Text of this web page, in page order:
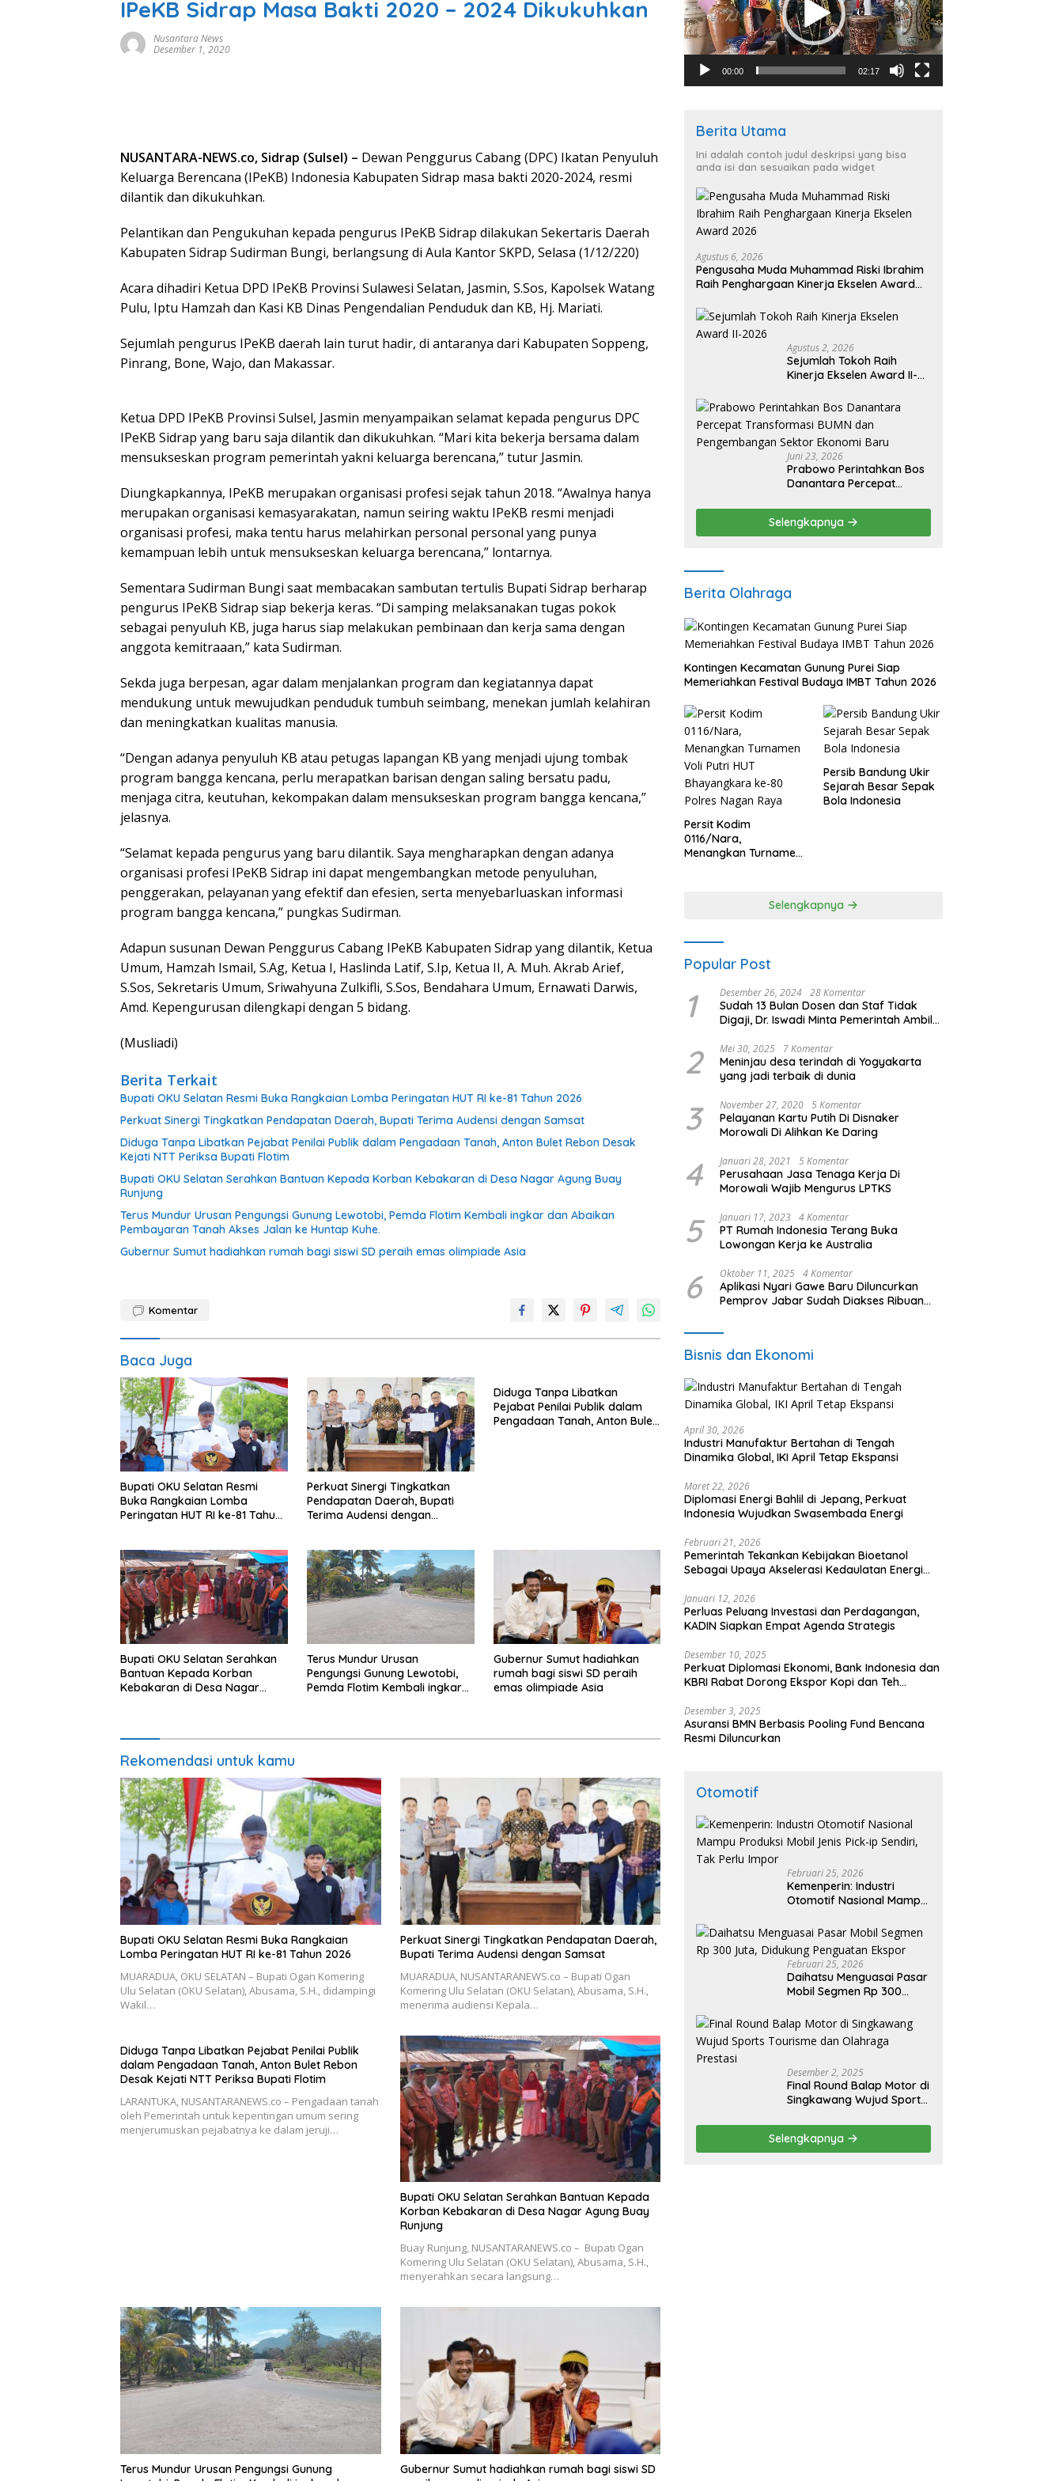
IPeKB Sidrap Masa Bakti 2020 – 2024 Dikukuhkan
Nusantara News
Desember 1, 2020
NUSANTARA-NEWS.co, Sidrap (Sulsel) – Dewan Penggurus Cabang (DPC) Ikatan Penyuluh
Keluarga Berencana (IPeKB) Indonesia Kabupaten Sidrap masa bakti 2020-2024, resmi
dilantik dan dikukuhkan.
Pelantikan dan Pengukuhan kepada pengurus IPeKB Sidrap dilakukan Sekertaris Daerah
Kabupaten Sidrap Sudirman Bungi, berlangsung di Aula Kantor SKPD, Selasa (1/12/220)
Acara dihadiri Ketua DPD IPeKB Provinsi Sulawesi Selatan, Jasmin, S.Sos, Kapolsek Watang
Pulu, Iptu Hamzah dan Kasi KB Dinas Pengendalian Penduduk dan KB, Hj. Mariati.
Sejumlah pengurus IPeKB daerah lain turut hadir, di antaranya dari Kabupaten Soppeng,
Pinrang, Bone, Wajo, dan Makassar.
Ketua DPD IPeKB Provinsi Sulsel, Jasmin menyampaikan selamat kepada pengurus DPC
IPeKB Sidrap yang baru saja dilantik dan dikukuhkan. “Mari kita bekerja bersama dalam
mensukseskan program pemerintah yakni keluarga berencana,” tutur Jasmin.
Diungkapkannya, IPeKB merupakan organisasi profesi sejak tahun 2018. “Awalnya hanya
merupakan organisasi kemasyarakatan, namun seiring waktu IPeKB resmi menjadi
organisasi profesi, maka tentu harus melahirkan personal personal yang punya
kemampuan lebih untuk mensukseskan keluarga berencana,” lontarnya.
Sementara Sudirman Bungi saat membacakan sambutan tertulis Bupati Sidrap berharap
pengurus IPeKB Sidrap siap bekerja keras. “Di samping melaksanakan tugas pokok
sebagai penyuluh KB, juga harus siap melakukan pembinaan dan kerja sama dengan
anggota kemitraaan,” kata Sudirman.
Sekda juga berpesan, agar dalam menjalankan program dan kegiatannya dapat
mendukung untuk mewujudkan penduduk tumbuh seimbang, menekan jumlah kelahiran
dan meningkatkan kualitas manusia.
“Dengan adanya penyuluh KB atau petugas lapangan KB yang menjadi ujung tombak
program bangga kencana, perlu merapatkan barisan dengan saling bersatu padu,
menjaga citra, keutuhan, kekompakan dalam mensukseskan program bangga kencana,”
jelasnya.
“Selamat kepada pengurus yang baru dilantik. Saya mengharapkan dengan adanya
organisasi profesi IPeKB Sidrap ini dapat mengembangkan metode penyuluhan,
penggerakan, pelayanan yang efektif dan efesien, serta menyebarluaskan informasi
program bangga kencana,” pungkas Sudirman.
Adapun susunan Dewan Penggurus Cabang IPeKB Kabupaten Sidrap yang dilantik, Ketua
Umum, Hamzah Ismail, S.Ag, Ketua I, Haslinda Latif, S.Ip, Ketua II, A. Muh. Akrab Arief,
S.Sos, Sekretaris Umum, Sriwahyuna Zulkifli, S.Sos, Bendahara Umum, Ernawati Darwis,
Amd. Kepengurusan dilengkapi dengan 5 bidang.
(Musliadi)
Berita Terkait
Bupati OKU Selatan Resmi Buka Rangkaian Lomba Peringatan HUT RI ke-81 Tahun 2026
Perkuat Sinergi Tingkatkan Pendapatan Daerah, Bupati Terima Audensi dengan Samsat
Diduga Tanpa Libatkan Pejabat Penilai Publik dalam Pengadaan Tanah, Anton Bulet Rebon Desak
Kejati NTT Periksa Bupati Flotim
Bupati OKU Selatan Serahkan Bantuan Kepada Korban Kebakaran di Desa Nagar Agung Buay
Runjung
Terus Mundur Urusan Pengungsi Gunung Lewotobi, Pemda Flotim Kembali ingkar dan Abaikan
Pembayaran Tanah Akses Jalan ke Huntap Kuhe.
Gubernur Sumut hadiahkan rumah bagi siswi SD peraih emas olimpiade Asia
Komentar
Baca Juga
Bupati OKU Selatan Resmi
Buka Rangkaian Lomba
Peringatan HUT RI ke-81 Tahun
Perkuat Sinergi Tingkatkan
Pendapatan Daerah, Bupati
Terima Audensi dengan
Diduga Tanpa Libatkan
Pejabat Penilai Publik dalam
Pengadaan Tanah, Anton Bulet
Bupati OKU Selatan Serahkan
Bantuan Kepada Korban
Kebakaran di Desa Nagar
Terus Mundur Urusan
Pengungsi Gunung Lewotobi,
Pemda Flotim Kembali ingkar
Gubernur Sumut hadiahkan
rumah bagi siswi SD peraih
emas olimpiade Asia
Rekomendasi untuk kamu
Bupati OKU Selatan Resmi Buka Rangkaian
Lomba Peringatan HUT RI ke-81 Tahun 2026
MUARADUA, OKU SELATAN – Bupati Ogan Komering
Ulu Selatan (OKU Selatan), Abusama, S.H., didampingi
Wakil…
Perkuat Sinergi Tingkatkan Pendapatan Daerah,
Bupati Terima Audensi dengan Samsat
MUARADUA, NUSANTARANEWS.co – Bupati Ogan
Komering Ulu Selatan (OKU Selatan), Abusama, S.H.,
menerima audiensi Kepala…
Diduga Tanpa Libatkan Pejabat Penilai Publik
dalam Pengadaan Tanah, Anton Bulet Rebon
Desak Kejati NTT Periksa Bupati Flotim
LARANTUKA, NUSANTARANEWS.co – Pengadaan tanah
oleh Pemerintah untuk kepentingan umum sering
menjerumuskan pejabatnya ke dalam jeruji…
Bupati OKU Selatan Serahkan Bantuan Kepada
Korban Kebakaran di Desa Nagar Agung Buay
Runjung
Buay Runjung, NUSANTARANEWS.co – Bupati Ogan
Komering Ulu Selatan (OKU Selatan), Abusama, S.H.,
menyerahkan secara langsung…
Terus Mundur Urusan Pengungsi Gunung
Gubernur Sumut hadiahkan rumah bagi siswi SD
00:00 02:17
Berita Utama
Ini adalah contoh judul deskripsi yang bisa
anda isi dan sesuaikan pada widget
Agustus 6, 2026
Pengusaha Muda Muhammad Riski Ibrahim
Raih Penghargaan Kinerja Ekselen Award
Agustus 2, 2026
Sejumlah Tokoh Raih
Kinerja Ekselen Award II-
Juni 23, 2026
Prabowo Perintahkan Bos
Danantara Percepat
Pengembangan Sektor
Ekonomi Baru
Selengkapnya
Berita Olahraga
Kontingen Kecamatan Gunung Purei Siap
Memeriahkan Festival Budaya IMBT Tahun 2026
Persit Kodim
0116/Nara,
Menangkan Turnamen
Persib Bandung Ukir
Sejarah Besar Sepak
Bola Indonesia
Selengkapnya
Popular Post
1 Desember 26, 2024 28 Komentar
Sudah 13 Bulan Dosen dan Staf Tidak
Digaji, Dr. Iswadi Minta Pemerintah Ambil
2 Mei 30, 2025 7 Komentar
Meninjau desa terindah di Yogyakarta
yang jadi terbaik di dunia
3 November 27, 2020 5 Komentar
Pelayanan Kartu Putih Di Disnaker
Morowali Di Alihkan Ke Daring
4 Januari 28, 2021 5 Komentar
Perusahaan Jasa Tenaga Kerja Di
Morowali Wajib Mengurus LPTKS
5 Januari 17, 2023 4 Komentar
PT Rumah Indonesia Terang Buka
Lowongan Kerja ke Australia
6 Oktober 11, 2025 4 Komentar
Aplikasi Nyari Gawe Baru Diluncurkan
Pemprov Jabar Sudah Diakses Ribuan
Bisnis dan Ekonomi
April 30, 2026
Industri Manufaktur Bertahan di Tengah
Dinamika Global, IKI April Tetap Ekspansi
Maret 22, 2026
Diplomasi Energi Bahlil di Jepang, Perkuat
Indonesia Wujudkan Swasembada Energi
Februari 21, 2026
Pemerintah Tekankan Kebijakan Bioetanol
Sebagai Upaya Akselerasi Kedaulatan Energi
Januari 12, 2026
Perluas Peluang Investasi dan Perdagangan,
KADIN Siapkan Empat Agenda Strategis
Desember 10, 2025
Perkuat Diplomasi Ekonomi, Bank Indonesia dan
KBRI Rabat Dorong Ekspor Kopi dan Teh
Desember 3, 2025
Asuransi BMN Berbasis Pooling Fund Bencana
Resmi Diluncurkan
Otomotif
Februari 25, 2026
Kemenperin: Industri
Otomotif Nasional Mampu
ip Sendiri, Tak Perlu Impor
Februari 25, 2026
Daihatsu Menguasai Pasar
Mobil Segmen Rp 300
Ekspor
Desember 2, 2025
Final Round Balap Motor di
Singkawang Wujud Sports
Prestasi
Selengkapnya